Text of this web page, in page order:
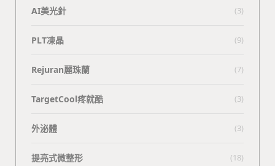
AI美光針 (3)
PLT凍晶 (9)
Rejuran麗珠蘭 (7)
TargetCool疼就酷 (3)
外泌體 (3)
提亮式微整形 (18)